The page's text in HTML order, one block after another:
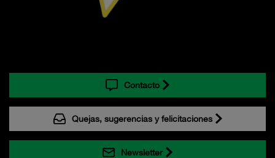
Contacto
Quejas, sugerencias y felicitaciones
Newsletter